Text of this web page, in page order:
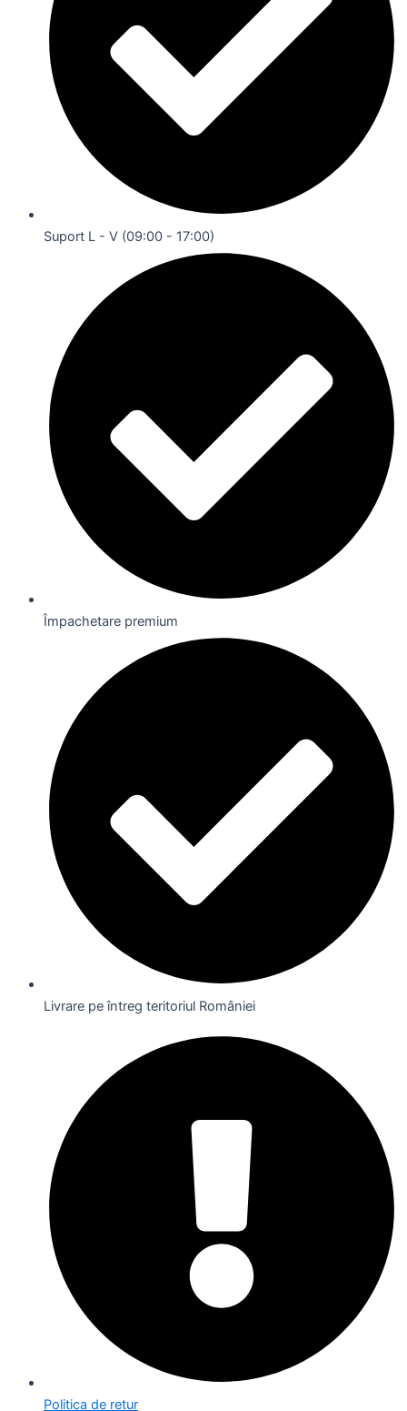
Suport L - V (09:00 - 17:00)
Împachetare premium
Livrare pe întreg teritoriul României
Politica de retur